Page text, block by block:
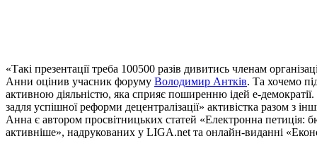
«Такі презентації треба 100500 разів дивитись членам
Анни оцінив учасник форуму Володимир Антків. Та хочемо
активною діяльністю, яка сприяє поширенню ідей е-
задля успішної реформи децентралізації» активістка разом з
Анна є автором просвітницьких статей «Електронна петиція:
активніше», надрукованих у LIGA.net та онлайн-виданні